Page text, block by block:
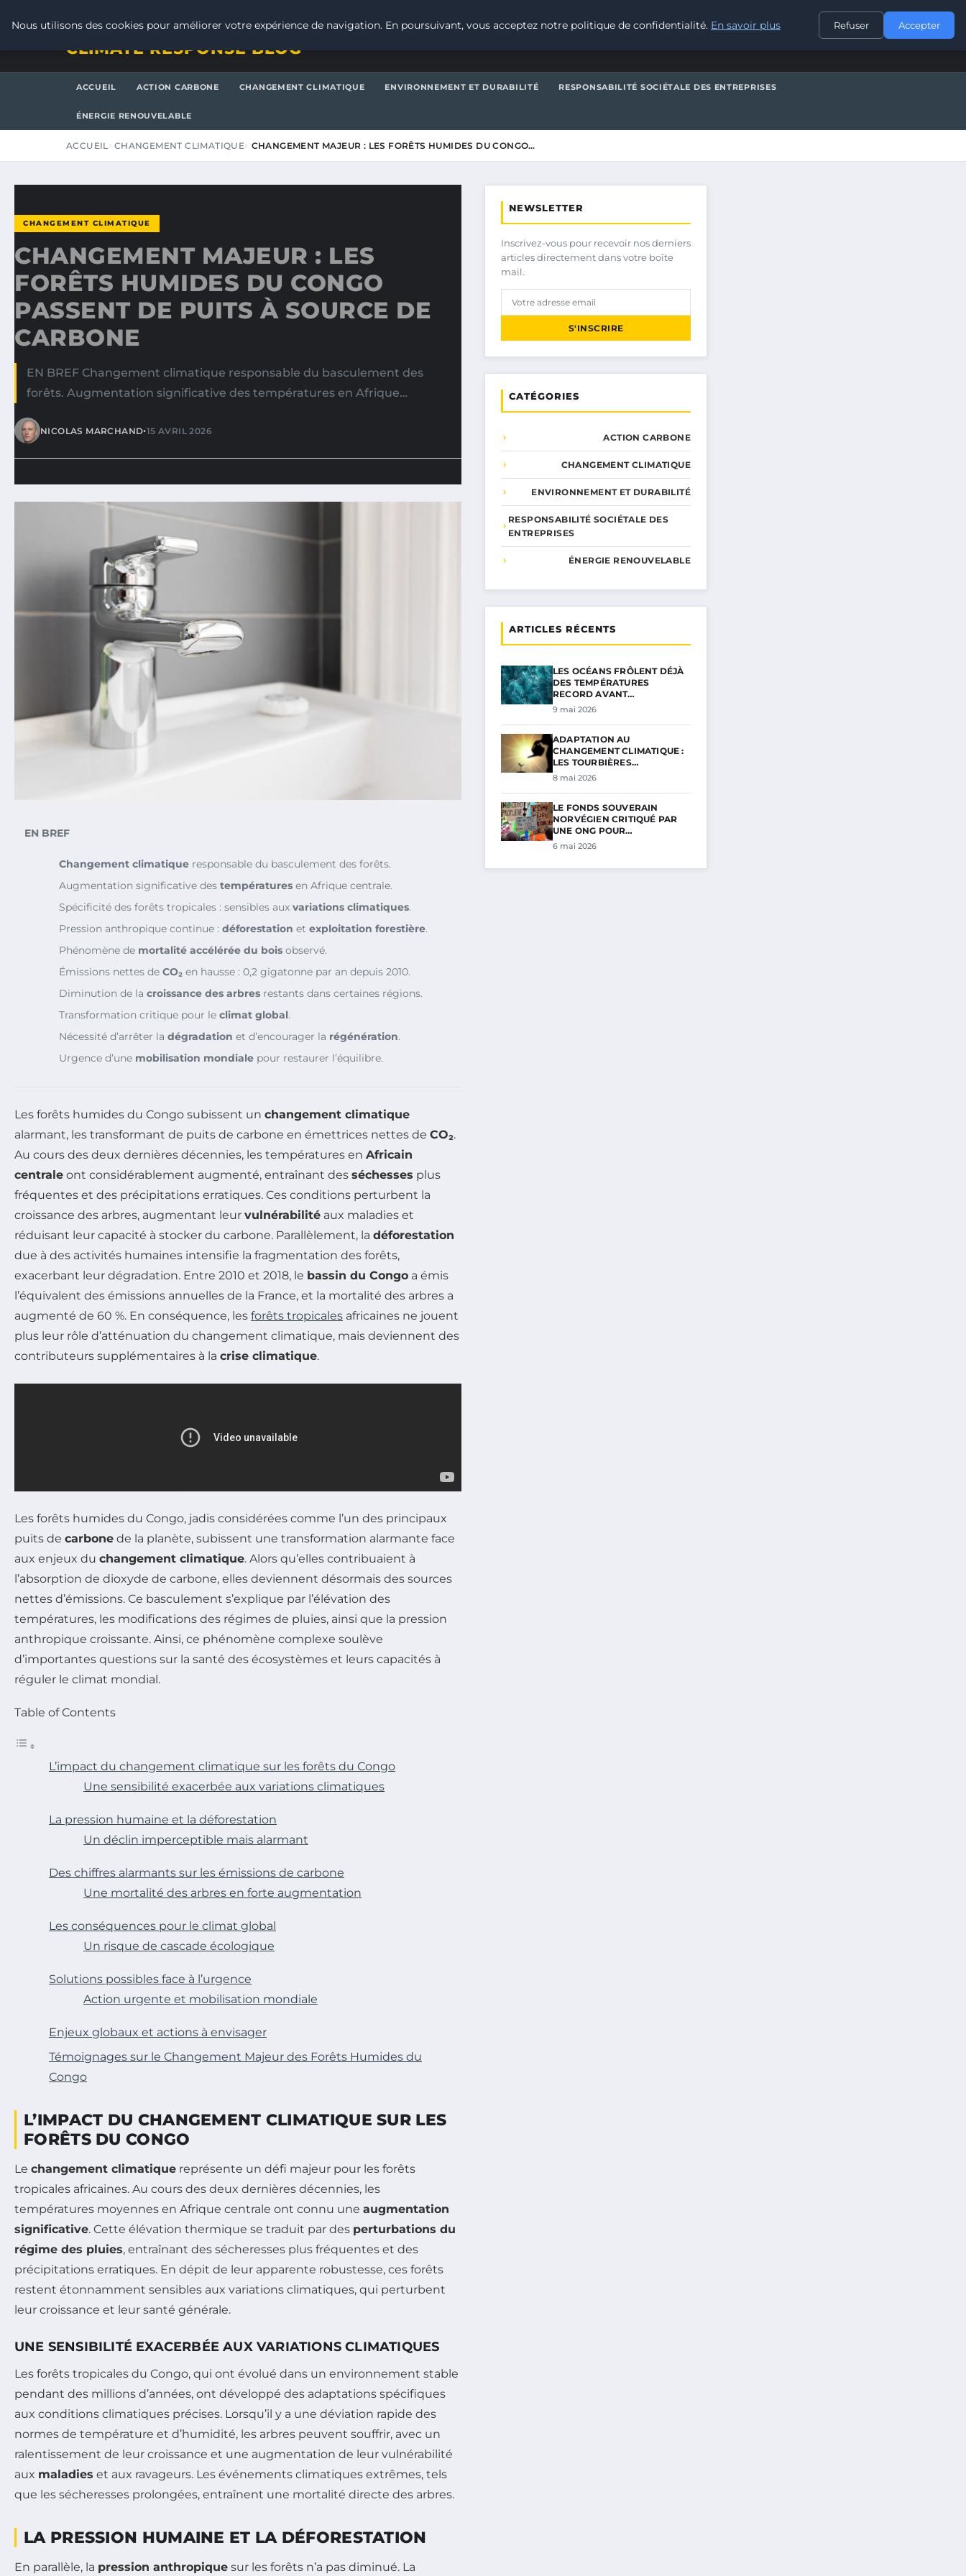
CONTACT
CLIMATE RESPONSE BLOG
ACCUEIL ACTION CARBONE CHANGEMENT CLIMATIQUE ENVIRONNEMENT ET DURABILITÉ RESPONSABILITÉ SOCIÉTALE DES ENTREPRISES
ÉNERGIE RENOUVELABLE
ACCUEIL CHANGEMENT CLIMATIQUE CHANGEMENT MAJEUR : LES FORÊTS HUMIDES DU CONGO…
CHANGEMENT CLIMATIQUE
CHANGEMENT MAJEUR : LES
FORÊTS HUMIDES DU CONGO
PASSENT DE PUITS À SOURCE DE
CARBONE
EN BREF Changement climatique responsable du basculement des
forêts. Augmentation significative des températures en Afrique…
NICOLAS MARCHAND•15 AVRIL 2026
EN BREF
Changement climatique responsable du basculement des forêts.
Augmentation significative des températures en Afrique centrale.
Spécificité des forêts tropicales : sensibles aux variations climatiques.
Pression anthropique continue : déforestation et exploitation forestière.
Phénomène de mortalité accélérée du bois observé.
Émissions nettes de CO₂ en hausse : 0,2 gigatonne par an depuis 2010.
Diminution de la croissance des arbres restants dans certaines régions.
Transformation critique pour le climat global.
Nécessité d’arrêter la dégradation et d’encourager la régénération.
Urgence d’une mobilisation mondiale pour restaurer l’équilibre.
Les forêts humides du Congo subissent un changement climatique
alarmant, les transformant de puits de carbone en émettrices nettes de CO₂.
Au cours des deux dernières décennies, les températures en Africain
centrale ont considérablement augmenté, entraînant des séchesses plus
fréquentes et des précipitations erratiques. Ces conditions perturbent la
croissance des arbres, augmentant leur vulnérabilité aux maladies et
réduisant leur capacité à stocker du carbone. Parallèlement, la déforestation
due à des activités humaines intensifie la fragmentation des forêts,
exacerbant leur dégradation. Entre 2010 et 2018, le bassin du Congo a émis
l’équivalent des émissions annuelles de la France, et la mortalité des arbres a
augmenté de 60 %. En conséquence, les forêts tropicales africaines ne jouent
plus leur rôle d’atténuation du changement climatique, mais deviennent des
contributeurs supplémentaires à la crise climatique.
Les forêts humides du Congo, jadis considérées comme l’un des principaux
puits de carbone de la planète, subissent une transformation alarmante face
aux enjeux du changement climatique. Alors qu’elles contribuaient à
l’absorption de dioxyde de carbone, elles deviennent désormais des sources
nettes d’émissions. Ce basculement s’explique par l’élévation des
températures, les modifications des régimes de pluies, ainsi que la pression
anthropique croissante. Ainsi, ce phénomène complexe soulève
d’importantes questions sur la santé des écosystèmes et leurs capacités à
réguler le climat mondial.
Table of Contents
L’impact du changement climatique sur les forêts du Congo
Une sensibilité exacerbée aux variations climatiques
La pression humaine et la déforestation
Un déclin imperceptible mais alarmant
Des chiffres alarmants sur les émissions de carbone
Une mortalité des arbres en forte augmentation
Les conséquences pour le climat global
Un risque de cascade écologique
Solutions possibles face à l’urgence
Action urgente et mobilisation mondiale
Enjeux globaux et actions à envisager
Témoignages sur le Changement Majeur des Forêts Humides du
Congo
L’IMPACT DU CHANGEMENT CLIMATIQUE SUR LES
FORÊTS DU CONGO
Le changement climatique représente un défi majeur pour les forêts
tropicales africaines. Au cours des deux dernières décennies, les
températures moyennes en Afrique centrale ont connu une augmentation
significative. Cette élévation thermique se traduit par des perturbations du
régime des pluies, entraînant des sécheresses plus fréquentes et des
précipitations erratiques. En dépit de leur apparente robustesse, ces forêts
restent étonnamment sensibles aux variations climatiques, qui perturbent
leur croissance et leur santé générale.
UNE SENSIBILITÉ EXACERBÉE AUX VARIATIONS CLIMATIQUES
Les forêts tropicales du Congo, qui ont évolué dans un environnement stable
pendant des millions d’années, ont développé des adaptations spécifiques
aux conditions climatiques précises. Lorsqu’il y a une déviation rapide des
normes de température et d’humidité, les arbres peuvent souffrir, avec un
ralentissement de leur croissance et une augmentation de leur vulnérabilité
aux maladies et aux ravageurs. Les événements climatiques extrêmes, tels
que les sécheresses prolongées, entraînent une mortalité directe des arbres.
LA PRESSION HUMAINE ET LA DÉFORESTATION
En parallèle, la pression anthropique sur les forêts n’a pas diminué. La
NEWSLETTER
Inscrivez-vous pour recevoir nos derniers
articles directement dans votre boîte
mail.
S'INSCRIRE
CATÉGORIES
ACTION CARBONE
CHANGEMENT CLIMATIQUE
ENVIRONNEMENT ET DURABILITÉ
RESPONSABILITÉ SOCIÉTALE DES
ENTREPRISES
ÉNERGIE RENOUVELABLE
ARTICLES RÉCENTS
LES OCÉANS FRÔLENT DÉJÀ
DES TEMPÉRATURES
RECORD AVANT…
9 mai 2026
ADAPTATION AU
CHANGEMENT CLIMATIQUE :
LES TOURBIÈRES…
8 mai 2026
LE FONDS SOUVERAIN
NORVÉGIEN CRITIQUÉ PAR
UNE ONG POUR…
6 mai 2026
Nous utilisons des cookies pour améliorer votre expérience de navigation. En poursuivant, vous acceptez notre politique de confidentialité. En savoir plus Refuser Accepter